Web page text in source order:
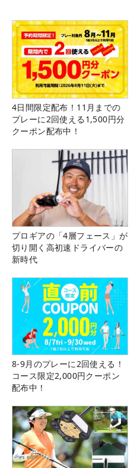
4日間限定配布！11月までの
プレーに2回使える1,500円分
クーポン配布中！
プロギアの「4層フェース」が
切り開く高初速ドライバーの
新時代
8-9月のプレーに2回使える！
コース限定2,000円クーポン
配布中！